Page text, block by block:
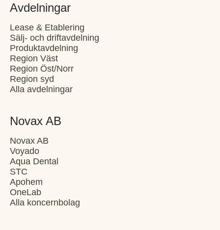
Avdelningar
Lease & Etablering
Sälj- och driftavdelning
Produktavdelning
Region Väst
Region Öst/Norr
Region syd
Alla avdelningar
Novax AB
Novax AB
Voyado
Aqua Dental
STC
Apohem
OneLab
Alla koncernbolag